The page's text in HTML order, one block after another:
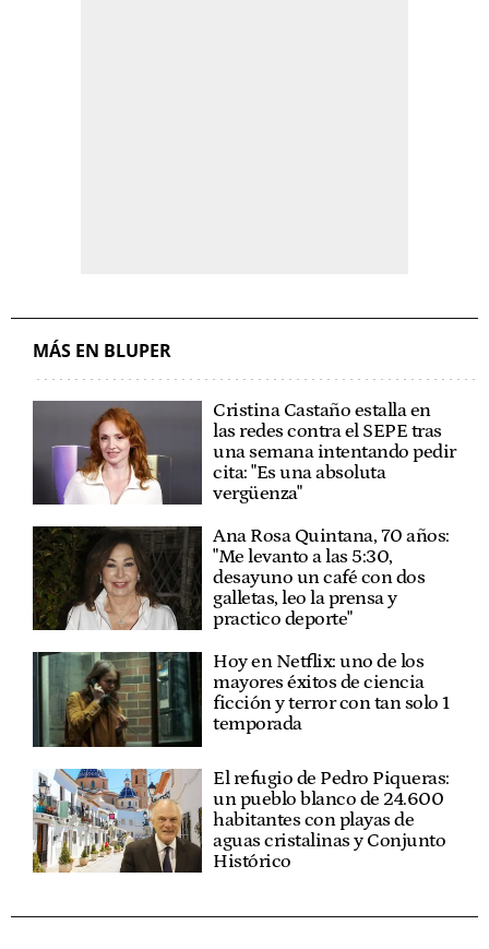
MÁS EN BLUPER
Cristina Castaño estalla en
las redes contra el SEPE tras
una semana intentando pedir
cita: "Es una absoluta
vergüenza"
Ana Rosa Quintana, 70 años:
"Me levanto a las 5:30,
desayuno un café con dos
galletas, leo la prensa y
practico deporte"
Hoy en Netflix: uno de los
mayores éxitos de ciencia
ficción y terror con tan solo 1
temporada
El refugio de Pedro Piqueras:
un pueblo blanco de 24.600
habitantes con playas de
aguas cristalinas y Conjunto
Histórico